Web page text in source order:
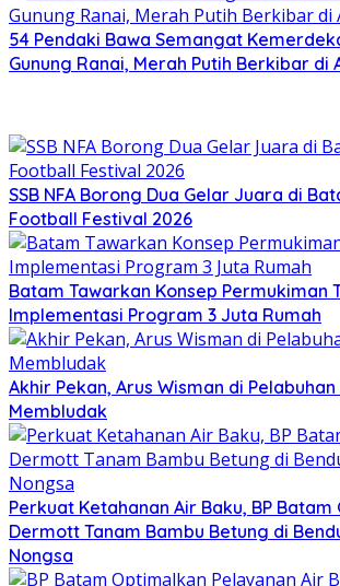
54 Pendaki Bawa Semangat
Gunung Ranai, Merah Putih Berkibar di
SSB NFA Borong Dua Gelar Juara di
Football Festival 2026
Batam Tawarkan Konsep Permukiman
Implementasi Program 3 Juta Rumah
Akhir Pekan, Arus Wisman di
Membludak
Perkuat Ketahanan Air Baku, BP Batam
Dermott Tanam Bambu Betung di
Nongsa